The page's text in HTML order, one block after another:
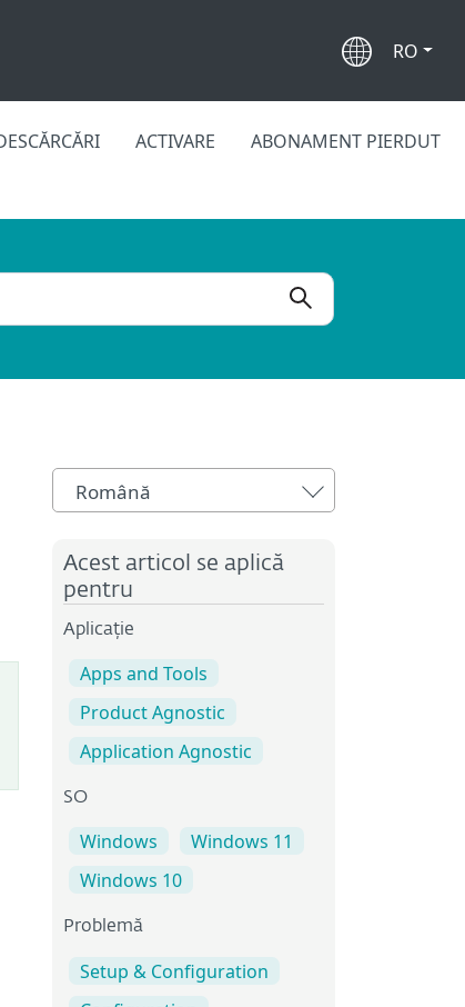
RO
ACTIVARE
ABONAMENT PIERDUT
Română
Acest articol se aplică
pentru
Aplicație
Apps and Tools
Product Agnostic
Application Agnostic
SO
Windows
Windows 11
Windows 10
Problemă
Setup & Configuration